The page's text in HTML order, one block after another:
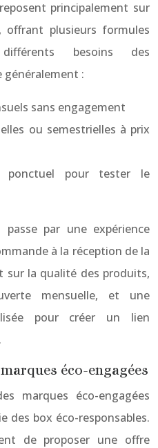
principalement sur
offrant plusieurs formules
besoins des
:
sans engagement
ou semestrielles à prix
ponctuel pour tester le
par une expérience
à la réception de la
sur la qualité des produits,
mensuelle, et une
pour créer un lien
éco-engagées
marques éco-engagées
box éco-responsables.
de proposer une offre